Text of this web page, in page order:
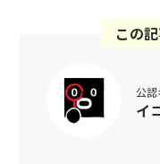
この
公認
イ